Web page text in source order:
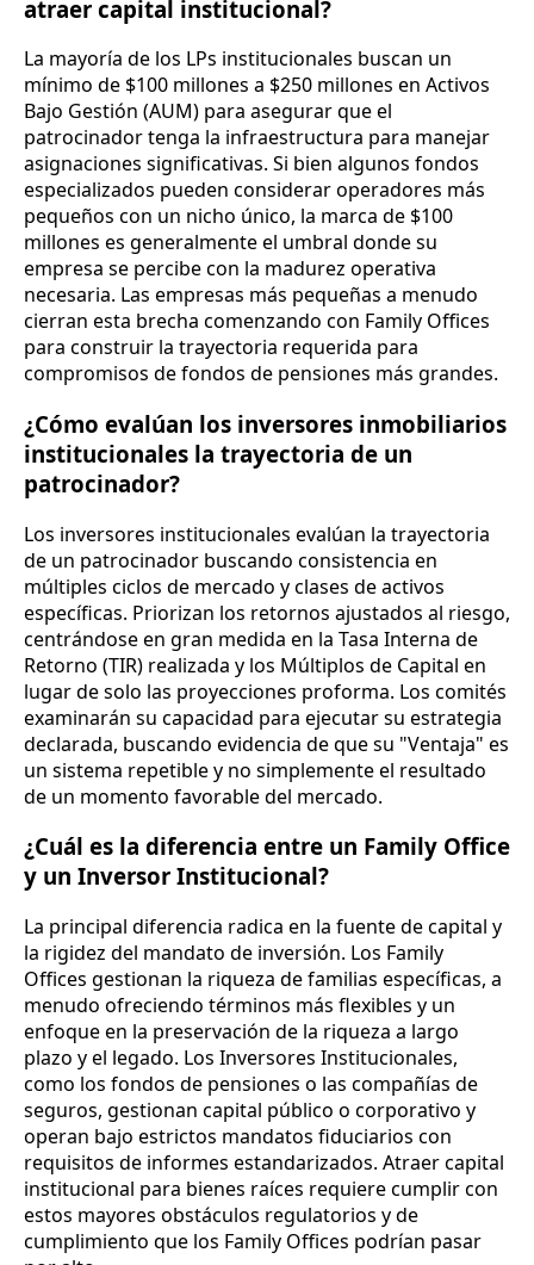
atraer capital institucional?
La mayoría de los LPs institucionales buscan un
mínimo de $100 millones a $250 millones en Activos
Bajo Gestión (AUM) para asegurar que el
patrocinador tenga la infraestructura para manejar
asignaciones significativas. Si bien algunos fondos
especializados pueden considerar operadores más
pequeños con un nicho único, la marca de $100
millones es generalmente el umbral donde su
empresa se percibe con la madurez operativa
necesaria. Las empresas más pequeñas a menudo
cierran esta brecha comenzando con Family Offices
para construir la trayectoria requerida para
compromisos de fondos de pensiones más grandes.
¿Cómo evalúan los inversores inmobiliarios
institucionales la trayectoria de un
patrocinador?
Los inversores institucionales evalúan la trayectoria
de un patrocinador buscando consistencia en
múltiples ciclos de mercado y clases de activos
específicas. Priorizan los retornos ajustados al riesgo,
centrándose en gran medida en la Tasa Interna de
Retorno (TIR) realizada y los Múltiplos de Capital en
lugar de solo las proyecciones proforma. Los comités
examinarán su capacidad para ejecutar su estrategia
declarada, buscando evidencia de que su "Ventaja" es
un sistema repetible y no simplemente el resultado
de un momento favorable del mercado.
¿Cuál es la diferencia entre un Family Office
y un Inversor Institucional?
La principal diferencia radica en la fuente de capital y
la rigidez del mandato de inversión. Los Family
Offices gestionan la riqueza de familias específicas, a
menudo ofreciendo términos más flexibles y un
enfoque en la preservación de la riqueza a largo
plazo y el legado. Los Inversores Institucionales,
como los fondos de pensiones o las compañías de
seguros, gestionan capital público o corporativo y
operan bajo estrictos mandatos fiduciarios con
requisitos de informes estandarizados. Atraer capital
institucional para bienes raíces requiere cumplir con
estos mayores obstáculos regulatorios y de
cumplimiento que los Family Offices podrían pasar